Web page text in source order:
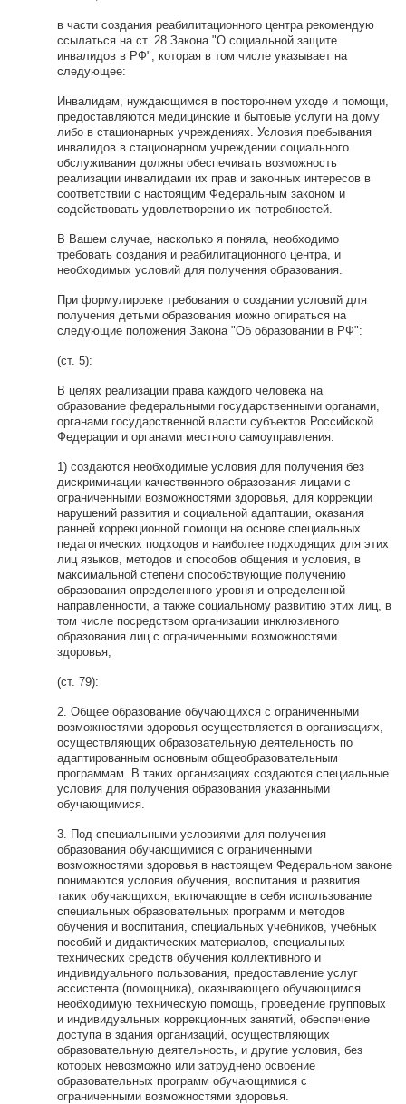
в части создания реабилитационного центра рекомендую
ссылаться на ст. 28 Закона "О социальной защите
инвалидов в РФ", которая в том числе указывает на
следующее:
Инвалидам, нуждающимся в постороннем уходе и помощи,
предоставляются медицинские и бытовые услуги на дому
либо в стационарных учреждениях. Условия пребывания
инвалидов в стационарном учреждении социального
обслуживания должны обеспечивать возможность
реализации инвалидами их прав и законных интересов в
соответствии с настоящим Федеральным законом и
содействовать удовлетворению их потребностей.
В Вашем случае, насколько я поняла, необходимо
требовать создания и реабилитационного центра, и
необходимых условий для получения образования.
При формулировке требования о создании условий для
получения детьми образования можно опираться на
следующие положения Закона "Об образовании в РФ":
(ст. 5):
В целях реализации права каждого человека на
образование федеральными государственными органами,
органами государственной власти субъектов Российской
Федерации и органами местного самоуправления:
1) создаются необходимые условия для получения без
дискриминации качественного образования лицами с
ограниченными возможностями здоровья, для коррекции
нарушений развития и социальной адаптации, оказания
ранней коррекционной помощи на основе специальных
педагогических подходов и наиболее подходящих для этих
лиц языков, методов и способов общения и условия, в
максимальной степени способствующие получению
образования определенного уровня и определенной
направленности, а также социальному развитию этих лиц, в
том числе посредством организации инклюзивного
образования лиц с ограниченными возможностями
здоровья;
(ст. 79):
2. Общее образование обучающихся с ограниченными
возможностями здоровья осуществляется в организациях,
осуществляющих образовательную деятельность по
адаптированным основным общеобразовательным
программам. В таких организациях создаются специальные
условия для получения образования указанными
обучающимися.
3. Под специальными условиями для получения
образования обучающимися с ограниченными
возможностями здоровья в настоящем Федеральном законе
понимаются условия обучения, воспитания и развития
таких обучающихся, включающие в себя использование
специальных образовательных программ и методов
обучения и воспитания, специальных учебников, учебных
пособий и дидактических материалов, специальных
технических средств обучения коллективного и
индивидуального пользования, предоставление услуг
ассистента (помощника), оказывающего обучающимся
необходимую техническую помощь, проведение групповых
и индивидуальных коррекционных занятий, обеспечение
доступа в здания организаций, осуществляющих
образовательную деятельность, и другие условия, без
которых невозможно или затруднено освоение
образовательных программ обучающимися с
ограниченными возможностями здоровья.